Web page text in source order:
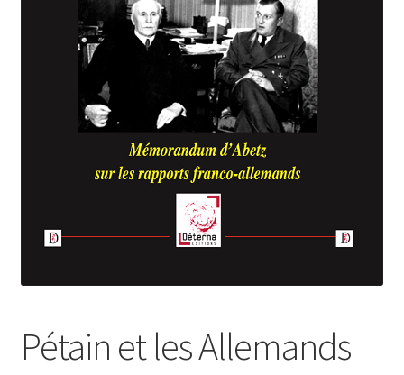
Login Customizer
Newsletter
Nous Contacter
Politique de confidentialité et cookies
Pétain et les Allemands